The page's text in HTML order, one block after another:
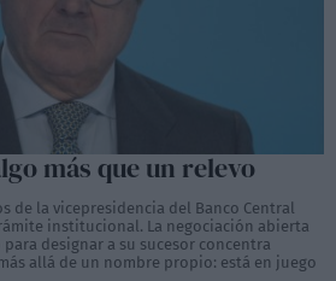
más que un relevo
de la vicepresidencia del Banco Central
institucional. La negociación abierta
designar a su sucesor concentra
allá de un nombre propio: está en juego